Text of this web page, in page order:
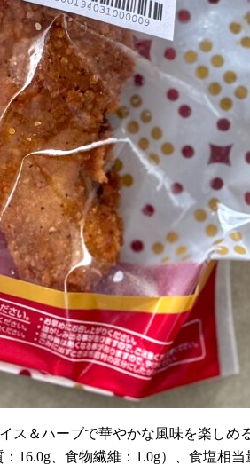
＆ハーブで華やかな風味を楽しめ
16.0g、食物繊維：1.0g）、食塩相当